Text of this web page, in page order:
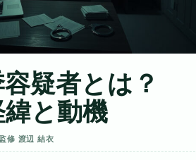
疑者とは？
と動機
修 渡辺 結衣